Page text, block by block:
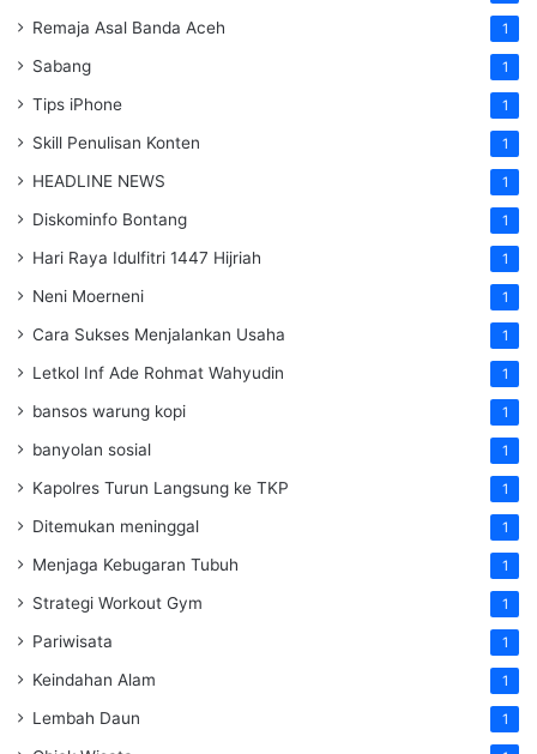
Remaja Asal Banda Aceh 1
Sabang 1
Tips iPhone 1
Skill Penulisan Konten 1
HEADLINE NEWS 1
Diskominfo Bontang 1
Hari Raya Idulfitri 1447 Hijriah 1
Neni Moerneni 1
Cara Sukses Menjalankan Usaha 1
Letkol Inf Ade Rohmat Wahyudin 1
bansos warung kopi 1
banyolan sosial 1
Kapolres Turun Langsung ke TKP 1
Ditemukan meninggal 1
Menjaga Kebugaran Tubuh 1
Strategi Workout Gym 1
Pariwisata 1
Keindahan Alam 1
Lembah Daun 1